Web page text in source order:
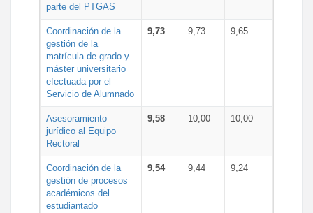
parte del PTGAS
Coordinación de la
gestión de la
matrícula de grado y
máster universitario
efectuada por el
Servicio de Alumnado
9,73 9,73 9,65
Asesoramiento
jurídico al Equipo
Rectoral
9,58 10,00 10,00
Coordinación de la
gestión de procesos
académicos del
estudiantado
9,54 9,44 9,24